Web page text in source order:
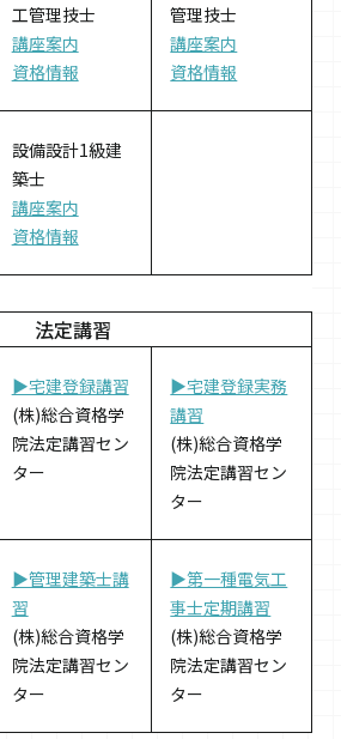
工管理技士
講座案内
資格情報
管理技士
講座案内
資格情報
設備設計1級建
築士
講座案内
資格情報
法定講習
▶宅建登録講習
(株)総合資格学
院法定講習セン
ター
▶宅建登録実務
講習
(株)総合資格学
院法定講習セン
ター
▶管理建築士講
習
(株)総合資格学
院法定講習セン
ター
▶第一種電気工
事士定期講習
(株)総合資格学
院法定講習セン
ター